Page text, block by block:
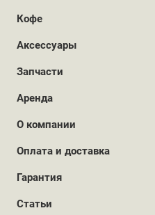
Кофе
Аксессуары
Запчасти
Аренда
О компании
Оплата и доставка
Гарантия
Статьи